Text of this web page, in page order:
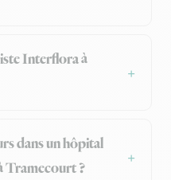
Interflora à
dans un hôpital
Tramecourt ?